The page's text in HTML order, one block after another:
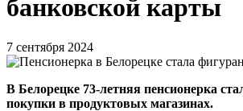
банковской карты
7 сентября 2024
В Белорецке 73-летняя пенсионерка
покупки в продуктовых магазинах.